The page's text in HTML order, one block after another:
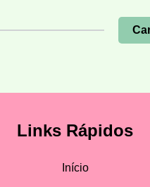
Links Rápidos
Início